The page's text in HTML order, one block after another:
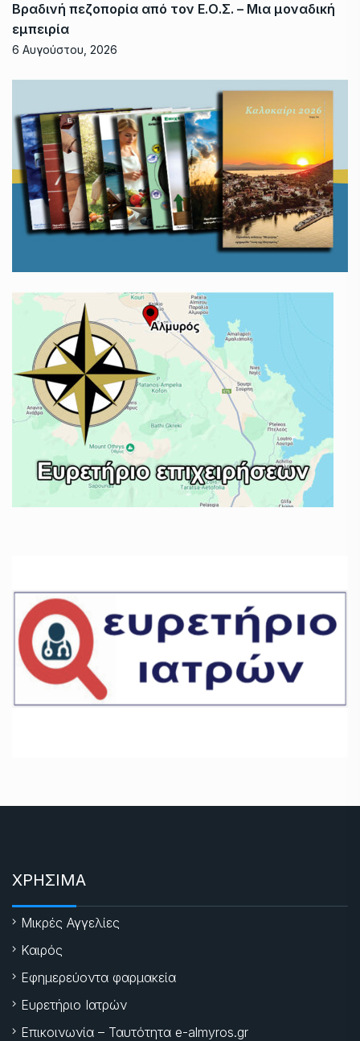
Βραδινή πεζοπορία από τον Ε.Ο.Σ. – Μια μοναδική
εμπειρία
6 Αυγούστου, 2026
ΧΡΗΣΙΜΑ
Μικρές Αγγελίες
Καιρός
Εφημερεύοντα φαρμακεία
Ευρετήριο Ιατρών
Επικοινωνία – Ταυτότητα e-almyros.gr